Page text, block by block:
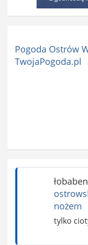
Pogoda Ostrów
TwojaPogoda.pl
łobaben
nożem
tylko